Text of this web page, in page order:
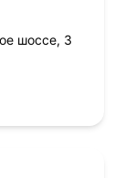
шоссе, 3